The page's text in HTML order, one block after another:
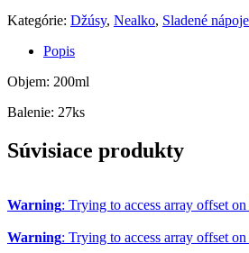
Kategórie: Džúsy, Nealko, Sladené nápoje
Popis
Objem: 200ml
Balenie: 27ks
Súvisiace produkty
Warning: Trying to access array offset
Warning: Trying to access array offset